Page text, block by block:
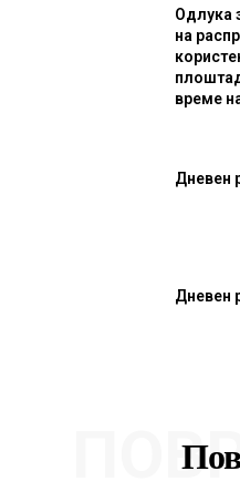
Одлука
на
време
Дневен
Дневен